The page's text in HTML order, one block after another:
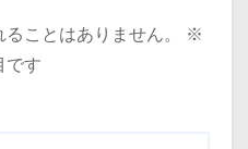
ことはありません。
※
です